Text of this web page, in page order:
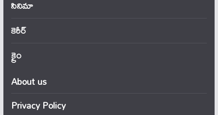
సినిమా
కెరీర్
క్రైం
About us
Privacy Policy